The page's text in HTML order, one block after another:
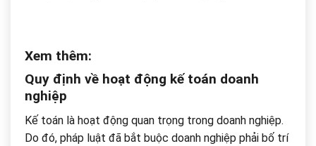
Xem thêm:
Quy định về hoạt động kế toán doanh
nghiệp
Kế toán là hoạt động quan trọng trong doanh nghiệp.
Do đó, pháp luật đã bắt buộc doanh nghiệp phải bố trí